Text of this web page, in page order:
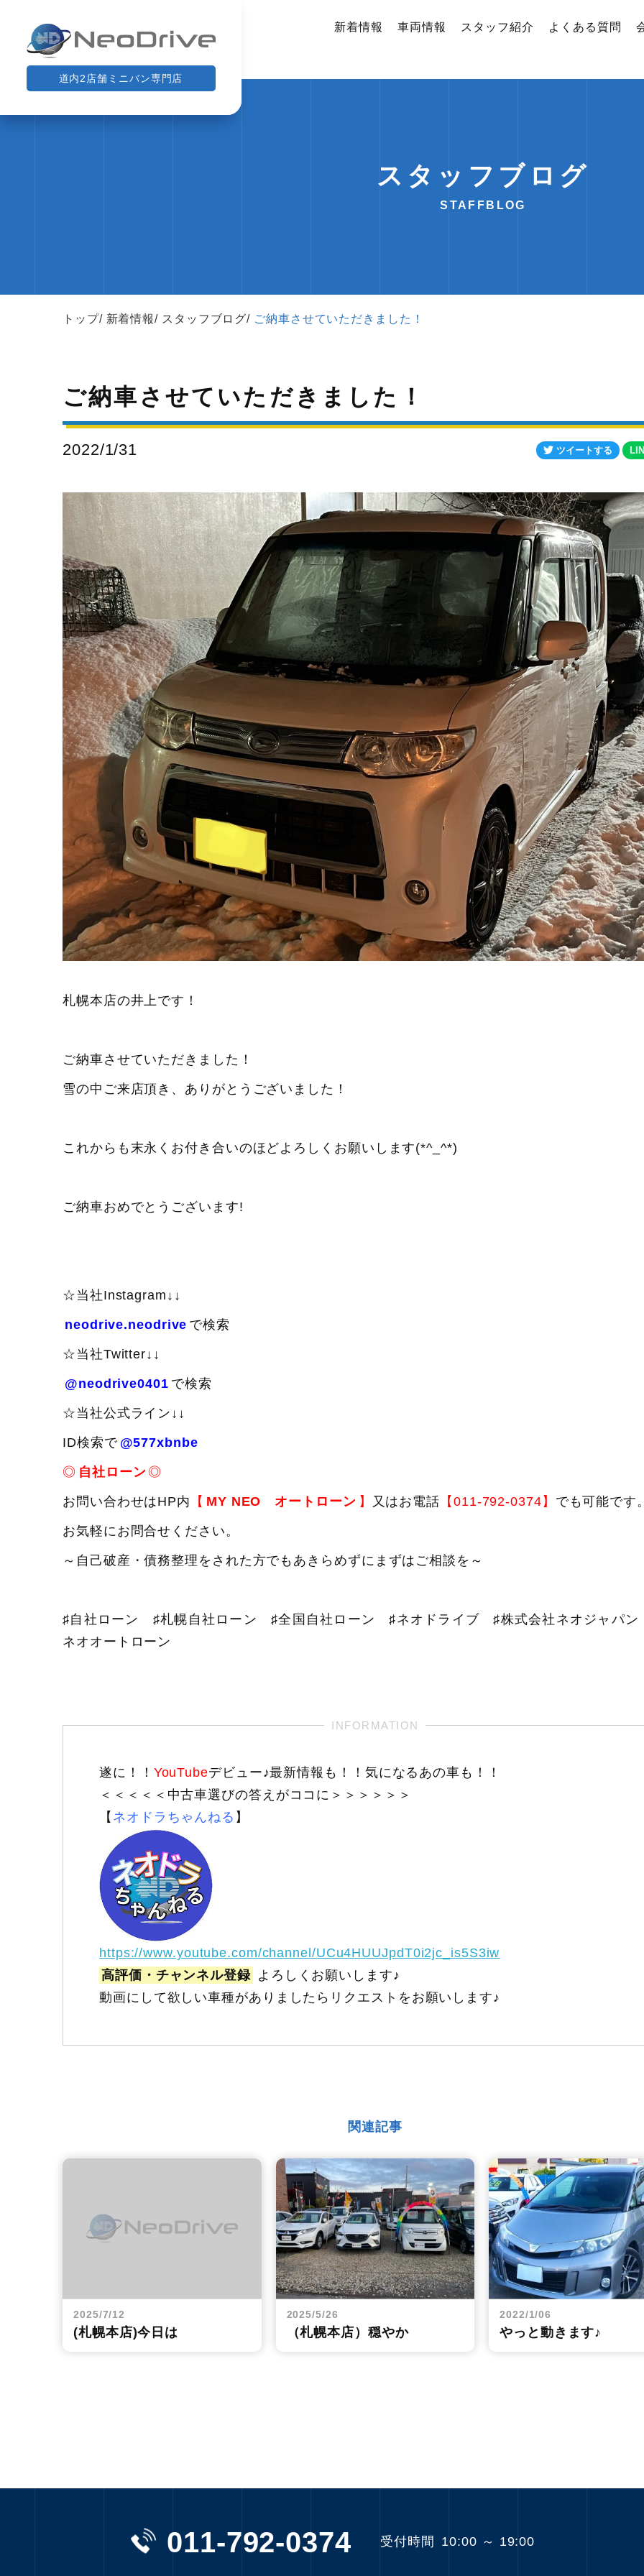
道内2店舗ミニバン専門店
新着情報 車両情報 スタッフ紹介 よくある質問
スタッフブログ
STAFFBLOG
トップ 新着情報 スタッフブログ ご納車させていただきました！
ご納車させていただきました！
2022/1/31 ツイートする
札幌本店の井上です！
ご納車させていただきました！
雪の中ご来店頂き、ありがとうございました！
これからも末永くお付き合いのほどよろしくお願いします(*^_^*)
ご納車おめでとうございます!
☆当社Instagram↓↓
neodrive.neodrive で検索
☆当社Twitter↓↓
@neodrive0401 で検索
☆当社公式ライン↓↓
ID検索で @577xbnbe
◎ 自社ローン ◎
お問い合わせはHP内 【 MY NEO オートローン 】 又はお電話 【011-792-0374】 でも可能です
お気軽にお問合せください。
～自己破産・債務整理をされた方でもあきらめずにまずはご相談を～
♯自社ローン ♯札幌自社ローン ♯全国自社ローン ♯ネオドライブ ♯株式会社ネオジャパ
ネオオートローン
遂に！！ YouTubeデビュー♪最新情報も！！気になるあの車も！！
＜＜＜＜＜中古車選びの答えがココに＞＞＞＞＞＞
【 ネオドラちゃんねる 】
https://www.youtube.com/channel/UCu4HUUJpdT0i2jc_is5S3iw
高評価・チャンネル登録 よろしくお願いします♪
動画にして欲しい車種がありましたらリクエストをお願いします♪
関連記事
2025/7/12
(札幌本店)今日は
2025/5/26
（札幌本店）穏やか
2022/1/06
やっと動きます♪
011-792-0374 受付時間 10:00 ～ 19:00